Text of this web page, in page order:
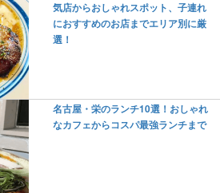
気店からおしゃれスポット、子連れ
におすすめのお店までエリア別に厳
選！
名古屋・栄のランチ10選！おしゃれ
なカフェからコスパ最強ランチまで